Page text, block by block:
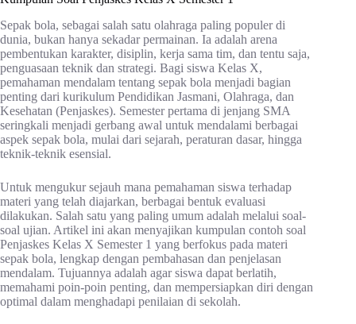
Sepak bola, sebagai salah satu olahraga paling populer di
dunia, bukan hanya sekadar permainan. Ia adalah arena
pembentukan karakter, disiplin, kerja sama tim, dan tentu saja,
penguasaan teknik dan strategi. Bagi siswa Kelas X,
pemahaman mendalam tentang sepak bola menjadi bagian
penting dari kurikulum Pendidikan Jasmani, Olahraga, dan
Kesehatan (Penjaskes). Semester pertama di jenjang SMA
seringkali menjadi gerbang awal untuk mendalami berbagai
aspek sepak bola, mulai dari sejarah, peraturan dasar, hingga
teknik-teknik esensial.
Untuk mengukur sejauh mana pemahaman siswa terhadap
materi yang telah diajarkan, berbagai bentuk evaluasi
dilakukan. Salah satu yang paling umum adalah melalui soal-
soal ujian. Artikel ini akan menyajikan kumpulan contoh soal
Penjaskes Kelas X Semester 1 yang berfokus pada materi
sepak bola, lengkap dengan pembahasan dan penjelasan
mendalam. Tujuannya adalah agar siswa dapat berlatih,
memahami poin-poin penting, dan mempersiapkan diri dengan
optimal dalam menghadapi penilaian di sekolah.